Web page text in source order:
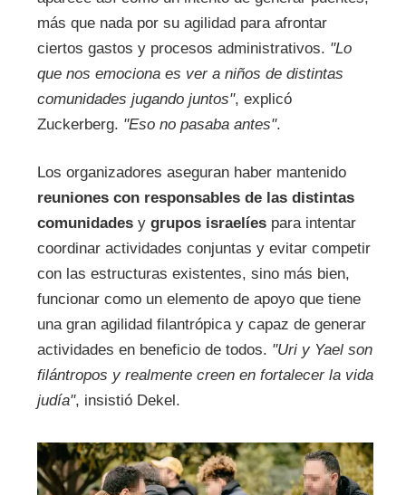
más que nada por su agilidad para afrontar
ciertos gastos y procesos administrativos. "Lo
que nos emociona es ver a niños de distintas
comunidades jugando juntos", explicó
Zuckerberg. "Eso no pasaba antes".
Los organizadores aseguran haber mantenido
reuniones con responsables de las distintas
comunidadesy grupos israelíespara intentar
coordinar actividades conjuntas y evitar competir
con las estructuras existentes, sino más bien,
funcionar como un elemento de apoyo que tiene
una gran agilidad filantrópica y capaz de generar
actividades en beneficio de todos. "Uri y Yael son
filántropos y realmente creen en fortalecer la vida
judía", insistió Dekel.